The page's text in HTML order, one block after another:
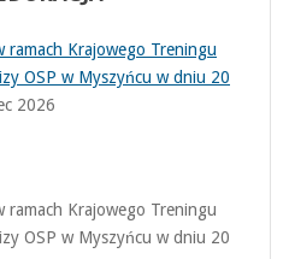
ramach Krajowego Treningu
OSP w Myszyńcu w dniu 20
2026
ramach Krajowego Treningu
OSP w Myszyńcu w dniu 20